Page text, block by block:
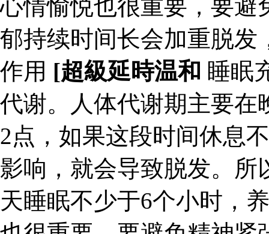
心情愉悦也很重要，要避
郁持续时间长会加重脱发
作用 [超級延時温和 睡眠
代谢。人体代谢期主要在
2点，如果这段时间休息
影响，就会导致脱发。所
天睡眠不少于6个小时，